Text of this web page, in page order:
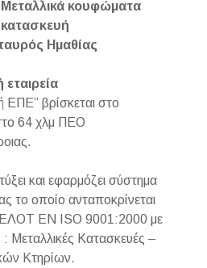
κουφώματα
Ημαθίας
ΕΠΕ” βρίσκεται στο
64 χλμ ΠΕΟ
και εφαρμόζει σύστημα
το οποίο ανταποκρίνεται
ΕΛΟΤ EN ISO 9001:2000 με
Μεταλλικές Κατασκευές –
Κτηρίων.